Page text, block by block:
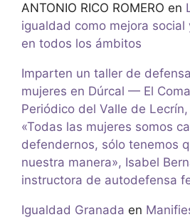
ANTONIO RICO ROMERO en
igualdad como mejora
en todos los ámbitos
Imparten un taller de
mujeres en Dúrcal — El
Periódico del Valle de
«Todas las mujeres somos
defendernos, sólo tenemos
nuestra manera», Isabel
instructora de autodefensa
Igualdad Granada en